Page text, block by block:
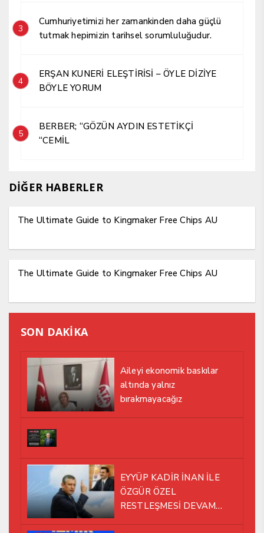
3
Cumhuriyetimizi her zamankinden daha güçlü
tutmak hepimizin tarihsel sorumluluğudur.
4
ERŞAN KUNERİ ELEŞTİRİSİ – ÖYLE DİZİYE
BÖYLE YORUM
5
BERBER; “GÖZÜN AYDIN ESTETİKÇİ
“CEMİL
DİĞER HABERLER
The Ultimate Guide to Kingmaker Free Chips AU
The Ultimate Guide to Kingmaker Free Chips AU
SON DAKİKA
Aileyi ekonomik baskılar
altında yalnız
bırakmayacağız
EYYÜP KADİR İNAN İLE
ÖZGÜR ÖZEL
RESTLEŞMESİ DEVAM